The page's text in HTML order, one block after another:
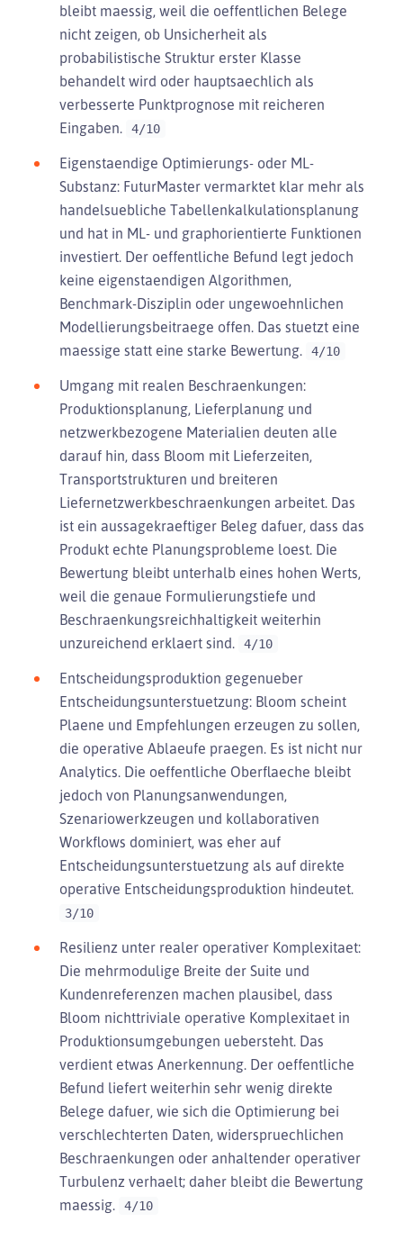
bleibt maessig, weil die oeffentlichen Belege
nicht zeigen, ob Unsicherheit als
probabilistische Struktur erster Klasse
behandelt wird oder hauptsaechlich als
verbesserte Punktprognose mit reicheren
Eingaben.
4/10
Eigenstaendige Optimierungs- oder ML-
Substanz: FuturMaster vermarktet klar mehr als
handelsuebliche Tabellenkalkulationsplanung
und hat in ML- und graphorientierte Funktionen
investiert. Der oeffentliche Befund legt jedoch
keine eigenstaendigen Algorithmen,
Benchmark-Disziplin oder ungewoehnlichen
Modellierungsbeitraege offen. Das stuetzt eine
maessige statt eine starke Bewertung.
4/10
Umgang mit realen Beschraenkungen:
Produktionsplanung, Lieferplanung und
netzwerkbezogene Materialien deuten alle
darauf hin, dass Bloom mit Lieferzeiten,
Transportstrukturen und breiteren
Liefernetzwerkbeschraenkungen arbeitet. Das
ist ein aussagekraeftiger Beleg dafuer, dass das
Produkt echte Planungsprobleme loest. Die
Bewertung bleibt unterhalb eines hohen Werts,
weil die genaue Formulierungstiefe und
Beschraenkungsreichhaltigkeit weiterhin
unzureichend erklaert sind.
4/10
Entscheidungsproduktion gegenueber
Entscheidungsunterstuetzung: Bloom scheint
Plaene und Empfehlungen erzeugen zu sollen,
die operative Ablaeufe praegen. Es ist nicht nur
Analytics. Die oeffentliche Oberflaeche bleibt
jedoch von Planungsanwendungen,
Szenariowerkzeugen und kollaborativen
Workflows dominiert, was eher auf
Entscheidungsunterstuetzung als auf direkte
operative Entscheidungsproduktion hindeutet.
3/10
Resilienz unter realer operativer Komplexitaet:
Die mehrmodulige Breite der Suite und
Kundenreferenzen machen plausibel, dass
Bloom nichttriviale operative Komplexitaet in
Produktionsumgebungen uebersteht. Das
verdient etwas Anerkennung. Der oeffentliche
Befund liefert weiterhin sehr wenig direkte
Belege dafuer, wie sich die Optimierung bei
verschlechterten Daten, widerspruechlichen
Beschraenkungen oder anhaltender operativer
Turbulenz verhaelt; daher bleibt die Bewertung
maessig.
4/10